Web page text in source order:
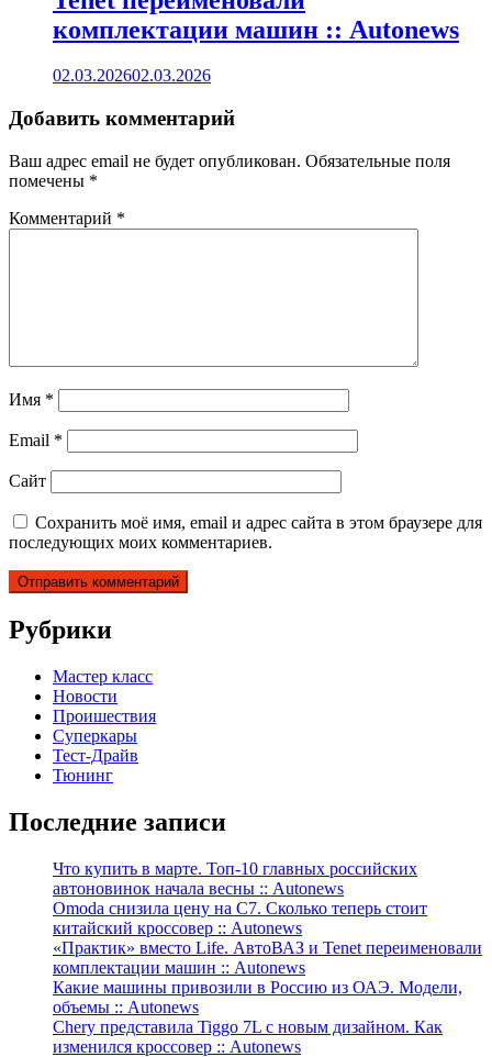
комплектации машин :: Autonews
02.03.202602.03.2026
Добавить комментарий
Ваш адрес email не будет опубликован. Обязательные поля
помечены *
Комментарий *
Имя *
Email *
Сайт
Сохранить моё имя, email и адрес сайта в этом браузере для
последующих моих комментариев.
Рубрики
Мастер класс
Новости
Проишествия
Суперкары
Тест-Драйв
Тюнинг
Последние записи
Что купить в марте. Топ-10 главных российских
автоновинок начала весны :: Autonews
Omoda снизила цену на C7. Сколько теперь стоит
китайский кроссовер :: Autonews
«Практик» вместо Life. АвтоВАЗ и Tenet переименовали
комплектации машин :: Autonews
Какие машины привозили в Россию из ОАЭ. Модели,
объемы :: Autonews
Chery представила Tiggo 7L с новым дизайном. Как
изменился кроссовер :: Autonews